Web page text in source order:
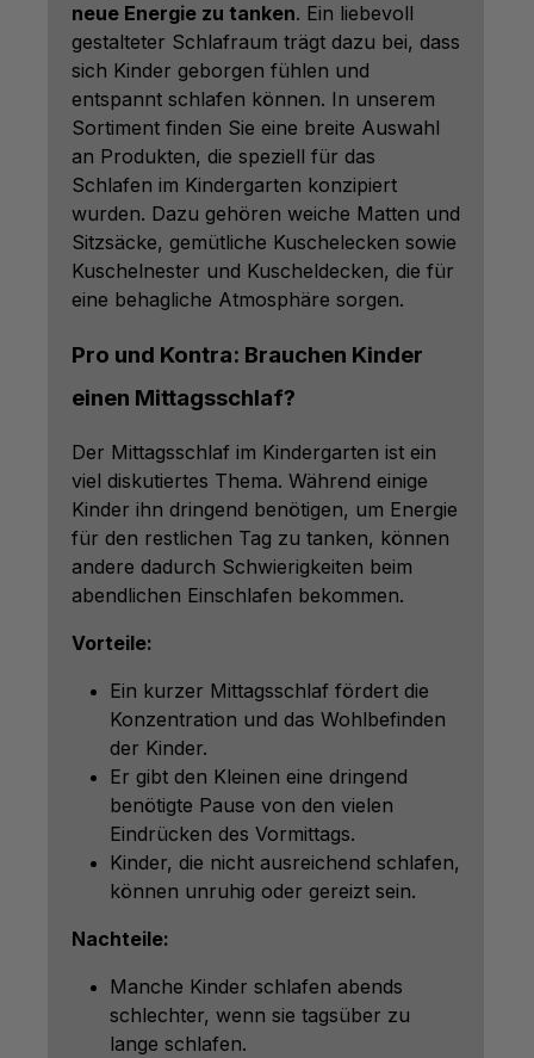
neue Energie zu tanken. Ein liebevoll
gestalteter Schlafraum trägt dazu bei, dass
sich Kinder geborgen fühlen und
entspannt schlafen können. In unserem
Sortiment finden Sie eine breite Auswahl
an Produkten, die speziell für das
Schlafen im Kindergarten konzipiert
wurden. Dazu gehören weiche Matten und
Sitzsäcke, gemütliche Kuschelecken sowie
Kuschelnester und Kuscheldecken, die für
eine behagliche Atmosphäre sorgen.
Pro und Kontra: Brauchen Kinder
einen Mittagsschlaf?
Der Mittagsschlaf im Kindergarten ist ein
viel diskutiertes Thema. Während einige
Kinder ihn dringend benötigen, um Energie
für den restlichen Tag zu tanken, können
andere dadurch Schwierigkeiten beim
abendlichen Einschlafen bekommen.
Vorteile:
Ein kurzer Mittagsschlaf fördert die
Konzentration und das Wohlbefinden
der Kinder.
Er gibt den Kleinen eine dringend
benötigte Pause von den vielen
Eindrücken des Vormittags.
Kinder, die nicht ausreichend schlafen,
können unruhig oder gereizt sein.
Nachteile:
Manche Kinder schlafen abends
schlechter, wenn sie tagsüber zu
lange schlafen.